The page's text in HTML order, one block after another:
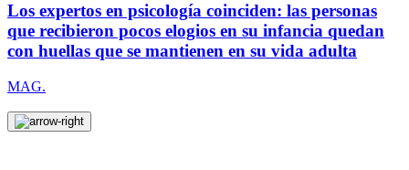
Los expertos en psicología coinciden: las personas
que recibieron pocos elogios en su infancia quedan
con huellas que se mantienen en su vida adulta
MAG.